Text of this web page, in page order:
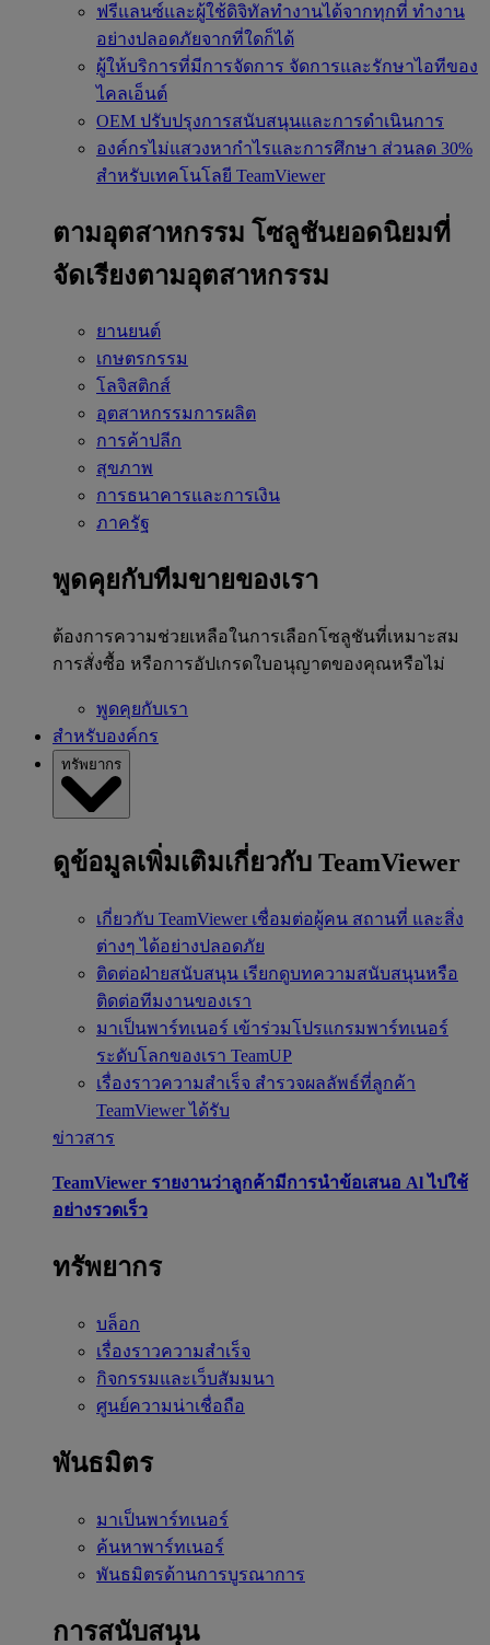
ฟรีแลนซ์และผู้ใช้ดิจิทัลทำงานได้จากทุกที่ ทำงาน
อย่างปลอดภัยจากที่ใดก็ได้
ผู้ให้บริการที่มีการจัดการ จัดการและรักษาไอทีของ
ไคลเอ็นต์
OEM ปรับปรุงการสนับสนุนและการดำเนินการ
องค์กรไม่แสวงหากำไรและการศึกษา ส่วนลด 30%
สำหรับเทคโนโลยี TeamViewer
ตามอุตสาหกรรม โซลูชันยอดนิยมที่
จัดเรียงตามอุตสาหกรรม
ยานยนต์
เกษตรกรรม
โลจิสติกส์
อุตสาหกรรมการผลิต
การค้าปลีก
สุขภาพ
การธนาคารและการเงิน
ภาครัฐ
พูดคุยกับทีมขายของเรา
ต้องการความช่วยเหลือในการเลือกโซลูชันที่เหมาะสม
การสั่งซื้อ หรือการอัปเกรดใบอนุญาตของคุณหรือไม่
พูดคุยกับเรา
สำหรับองค์กร
ทรัพยากร
ดูข้อมูลเพิ่มเติมเกี่ยวกับ TeamViewer
เกี่ยวกับ TeamViewer เชื่อมต่อผู้คน สถานที่ และสิ่ง
ต่างๆ ได้อย่างปลอดภัย
ติดต่อฝ่ายสนับสนุน เรียกดูบทความสนับสนุนหรือ
ติดต่อทีมงานของเรา
มาเป็นพาร์ทเนอร์ เข้าร่วมโปรแกรมพาร์ทเนอร์
ระดับโลกของเรา TeamUP
เรื่องราวความสำเร็จ สำรวจผลลัพธ์ที่ลูกค้า
TeamViewer ได้รับ
ข่าวสาร
TeamViewer รายงานว่าลูกค้ามีการนำข้อเสนอ Al ไปใช้
อย่างรวดเร็ว
ทรัพยากร
บล็อก
เรื่องราวความสำเร็จ
กิจกรรมและเว็บสัมมนา
ศูนย์ความน่าเชื่อถือ
พันธมิตร
มาเป็นพาร์ทเนอร์
ค้นหาพาร์ทเนอร์
พันธมิตรด้านการบูรณาการ
การสนับสนุน